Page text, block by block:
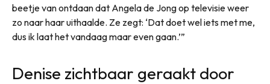
beetje van ontdaan dat Angela de Jong op televisie weer
zo naar haar uithaalde. Ze zegt: ‘Dat doet wel iets met me,
dus ik laat het vandaag maar even gaan.’”
Denise zichtbaar geraakt door